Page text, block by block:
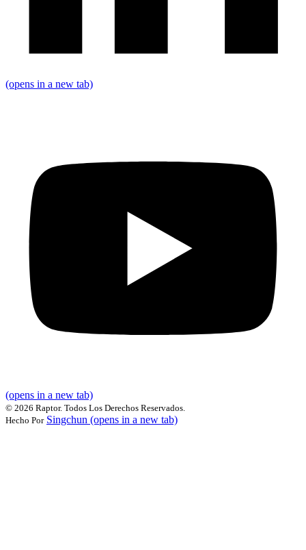
(opens in a new tab)
(opens in a new tab)
© 2026 Raptor. Todos Los Derechos Reservados.
Hecho Por Singchun (opens in a new tab)